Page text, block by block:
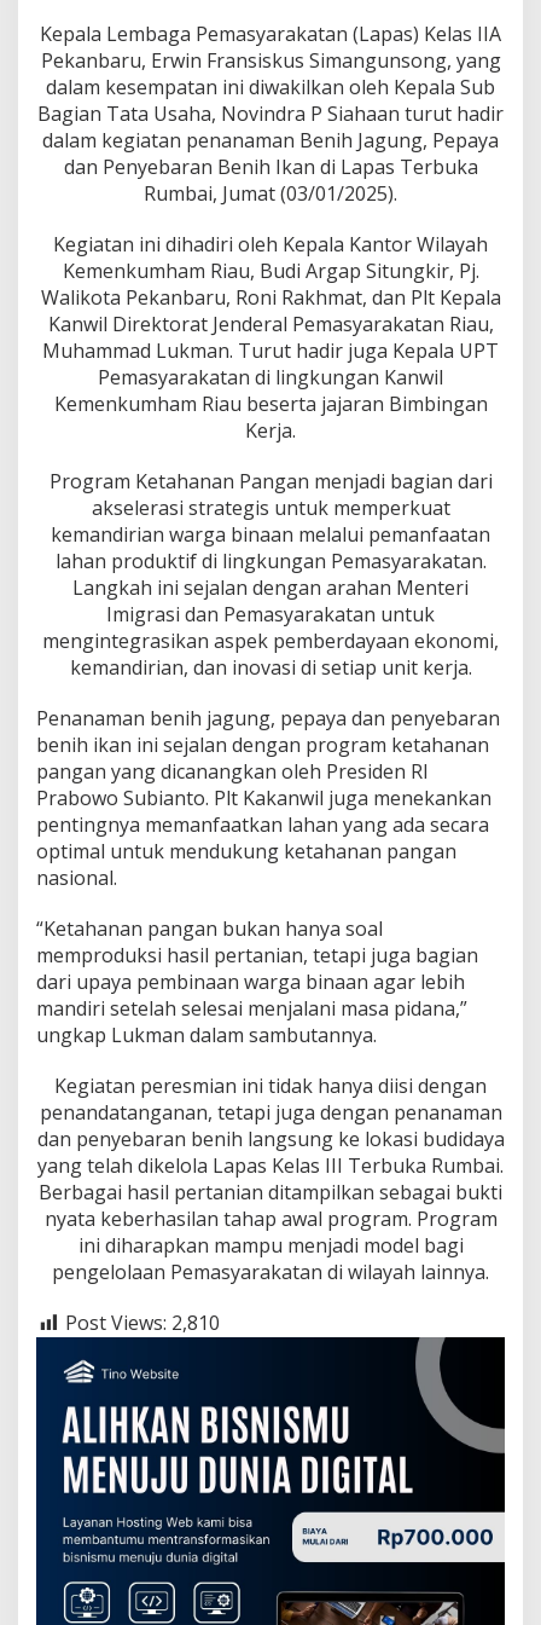
a
g
u
n
g
,
P
e
p
y
a
a
n
P
e
n
y
e
a
r
a
n
B
e
n
i
I
a
n
d
i
L
a
p
e
r
b
u
k
a
u
m
b
a
i
Kepala Lembaga Pemasyarakatan (Lapas) Kelas IIA
Pekanbaru, Erwin Fransiskus Simangunsong, yang
dalam kesempatan ini diwakilkan oleh Kepala Sub
Bagian Tata Usaha, Novindra P Siahaan turut hadir
dalam kegiatan penanaman Benih Jagung, Pepaya
dan Penyebaran Benih Ikan di Lapas Terbuka
Rumbai, Jumat (03/01/2025).
Kegiatan ini dihadiri oleh Kepala Kantor Wilayah
Kemenkumham Riau, Budi Argap Situngkir, Pj.
Walikota Pekanbaru, Roni Rakhmat, dan Plt Kepala
Kanwil Direktorat Jenderal Pemasyarakatan Riau,
Muhammad Lukman. Turut hadir juga Kepala UPT
Pemasyarakatan di lingkungan Kanwil
Kemenkumham Riau beserta jajaran Bimbingan
Kerja.
Program Ketahanan Pangan menjadi bagian dari
akselerasi strategis untuk memperkuat
kemandirian warga binaan melalui pemanfaatan
lahan produktif di lingkungan Pemasyarakatan.
Langkah ini sejalan dengan arahan Menteri
Imigrasi dan Pemasyarakatan untuk
mengintegrasikan aspek pemberdayaan ekonomi,
kemandirian, dan inovasi di setiap unit kerja.
Penanaman benih jagung, pepaya dan penyebaran
benih ikan ini sejalan dengan program ketahanan
pangan yang dicanangkan oleh Presiden RI
Prabowo Subianto. Plt Kakanwil juga menekankan
pentingnya memanfaatkan lahan yang ada secara
optimal untuk mendukung ketahanan pangan
nasional.
“Ketahanan pangan bukan hanya soal
memproduksi hasil pertanian, tetapi juga bagian
dari upaya pembinaan warga binaan agar lebih
mandiri setelah selesai menjalani masa pidana,”
ungkap Lukman dalam sambutannya.
Kegiatan peresmian ini tidak hanya diisi dengan
penandatanganan, tetapi juga dengan penanaman
dan penyebaran benih langsung ke lokasi budidaya
yang telah dikelola Lapas Kelas III Terbuka Rumbai.
Berbagai hasil pertanian ditampilkan sebagai bukti
nyata keberhasilan tahap awal program. Program
ini diharapkan mampu menjadi model bagi
pengelolaan Pemasyarakatan di wilayah lainnya.
Post Views: 2,810